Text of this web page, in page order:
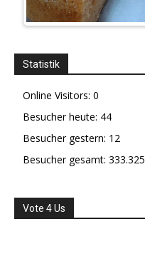
Statistik
Online Visitors: 0
Besucher heute: 44
Besucher gestern: 12
Besucher gesamt: 333.325
Vote 4 Us